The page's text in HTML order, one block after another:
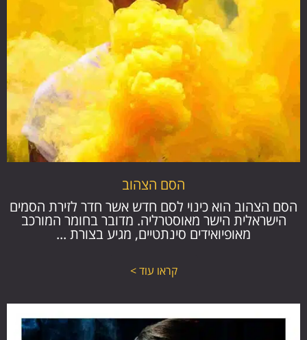
הסם הצהוב
הסם הצהוב הוא כינוי לסם חדש אשר חדר לזירת הסמים
הישראלית הישר מאוסטרליה. מדובר בחומר המורכב
מאופיואידים סינתטיים, מגיע בצורת ...
קראו עוד >